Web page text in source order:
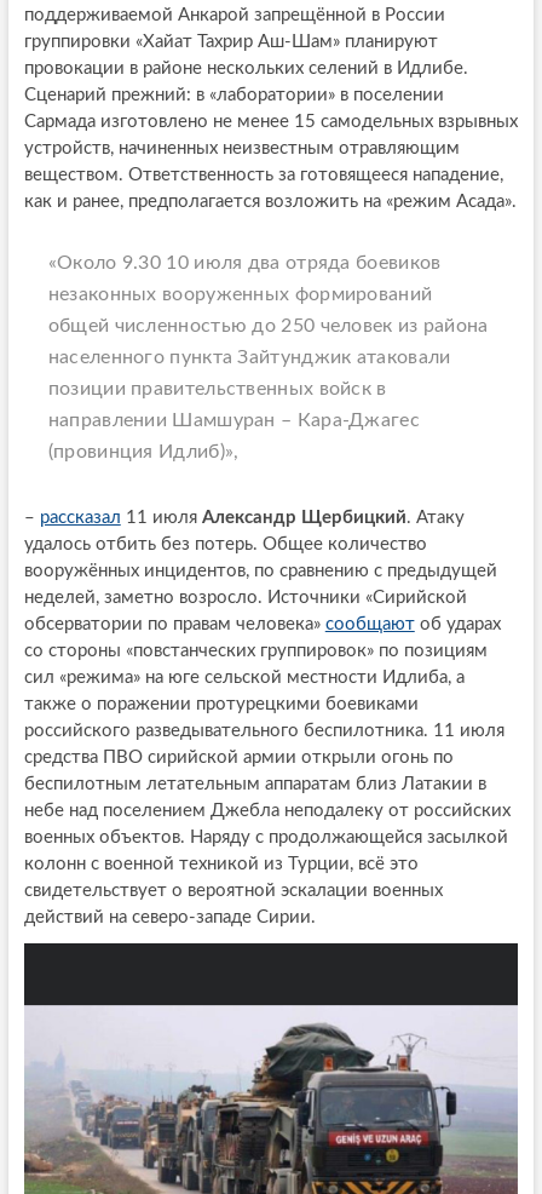
поддерживаемой Анкарой запрещённой в России
группировки «Хайат Тахрир Аш-Шам» планируют
провокации в районе нескольких селений в Идлибе.
Сценарий прежний: в «лаборатории» в поселении
Сармада изготовлено не менее 15 самодельных взрывных
устройств, начиненных неизвестным отравляющим
веществом. Ответственность за готовящееся нападение,
как и ранее, предполагается возложить на «режим Асада».
«Около 9.30 10 июля два отряда боевиков
незаконных вооруженных формирований
общей численностью до 250 человек из района
населенного пункта Зайтунджик атаковали
позиции правительственных войск в
направлении Шамшуран – Кара-Джагес
(провинция Идлиб)»,
– рассказал 11 июля Александр Щербицкий. Атаку
удалось отбить без потерь. Общее количество
вооружённых инцидентов, по сравнению с предыдущей
неделей, заметно возросло. Источники «Сирийской
обсерватории по правам человека» сообщаютоб ударах
со стороны «повстанческих группировок» по позициям
сил «режима» на юге сельской местности Идлиба, а
также о поражении протурецкими боевиками
российского разведывательного беспилотника. 11 июля
средства ПВО сирийской армии открыли огонь по
беспилотным летательным аппаратам близ Латакии в
небе над поселением Джебла неподалеку от российских
военных объектов. Наряду с продолжающейся засылкой
колонн с военной техникой из Турции, всё это
свидетельствует о вероятной эскалации военных
действий на северо-западе Сирии.